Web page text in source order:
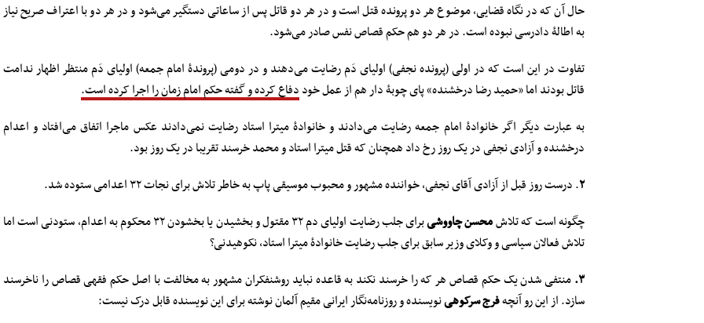
حال آن که در نگاه قضایی، موضوع هر دو پرونده قتل است و در هر دو قاتل پس از ساعاتی دستگیر می‌شود و در هر دو با اعتراف صریح نیاز
به اطالۀ دادرسی نبوده است. در هر دو هم حکم قصاص نفس صادر می‌شود.
تفاوت در این است که در اولی (پرونده نجفی) اولیای دَم رضایت می‌دهند و در دومی (پروندۀ امام جمعه) اولیای دَم منتظر اظهار ندامت
قاتل بودند اما «حمید رضا درخشنده» پای چوبۀ دار هم از عمل خوددفاع کرده و گفته حکم امام زمان را اجرا کرده است.
به عبارت دیگر اگر خانوادۀ امام جمعه رضایت می‌دادند و خانوادۀ میترا استاد رضایت نمی‌دادند عکس ماجرا اتفاق می‌افتاد و اعدام
درخشنده و آزادی نجفی در یک روز رخ داد همچنان که قتل میترا استاد و محمد خرسند تقریبا در یک روز بود.
۲. درست روز قبل از آزادی آقای نجفی، خواننده مشهور و محبوب موسیقی پاپ به خاطر تلاش برای نجات ۳۲ اعدامی ستوده شد.
چگونه است که تلاشمحسن چاووشی
برای جلب رضایت اولیای دم ۳۲ مقتول و بخشیدن یا بخشودن ۳۲ محکوم به اعدام، ستودنی است اما
تلاش فعالان سیاسی و وکلای وزیر سابق برای جلب رضایت خانوادۀ میترا استاد، نکوهیدنی؟
۳. منتفی شدن یک حکم قصاص هر که را خرسند نکند به قاعده نباید روشنفکران مشهور به مخالفت با اصل حکم فقهی قصاص را ناخرسند
سازد. از این رو آنچهفرج سرکوهینویسنده و روزنامه‌نگار ایرانی مقیم آلمان نوشته برای این نویسنده قابل درک نیست: